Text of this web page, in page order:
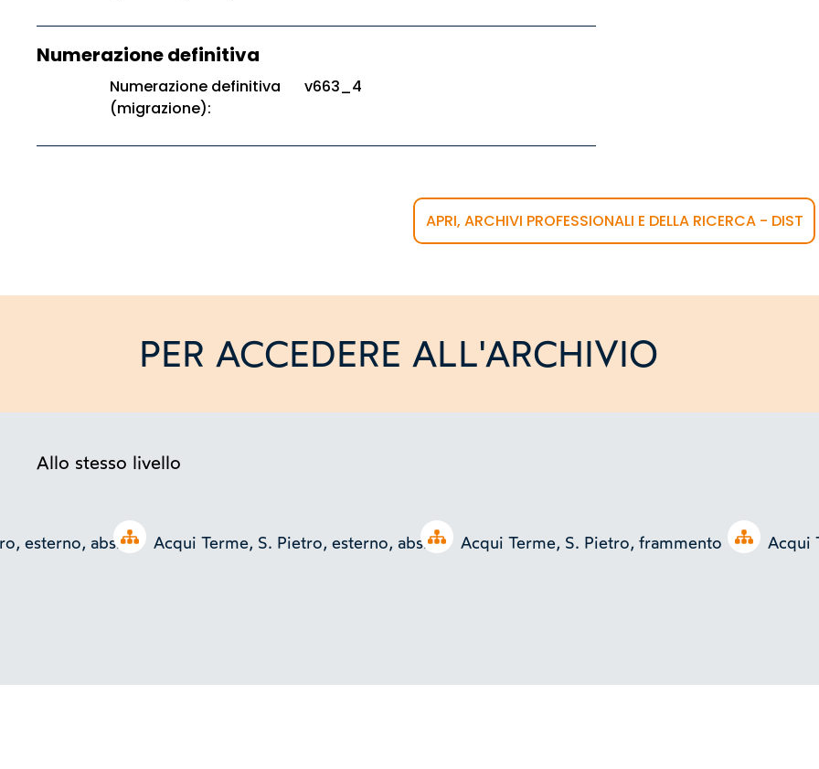
Numerazione definitiva
Numerazione definitiva
(migrazione):
v663_4
APRI, ARCHIVI PROFESSIONALI E DELLA RICERCA - DIST
PER ACCEDERE ALL'ARCHIVIO
Allo stesso livello
Open tree
esterno, abside Open tree
Acqui Terme, S. Pietro, esterno, abside Open tree
Acqui Terme, S. Pietro, frammento Acqui